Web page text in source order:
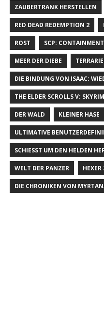
ZAUBERTRANK HERSTELLEN
RED DEAD REDEMPTION 2
ROST SCP:
MEER DER DIEBE
DIE BINDUNG VON ISAAC:
THE ELDER SCROLLS V:
DER WALD KLEINER HASE
ULTIMATIVE
SCHIESST UM DEN HELDEN
WELT DER PANZER
DIE CHRONIKEN VON